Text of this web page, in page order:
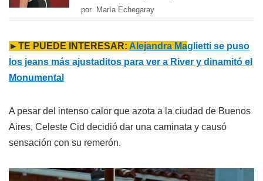
por María Echegaray
►TE PUEDE INTERESAR: Alejandra Maglietti se puso
los jeans más ajustaditos para ver a River y dinamitó el
Monumental
A pesar del intenso calor que azota a la ciudad de Buenos
Aires, Celeste Cid decidió dar una caminata y causó
sensación con su remerón.